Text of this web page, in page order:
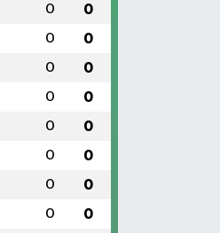
0 0
0 0
0 0
0 0
0 0
0 0
0 0
0 0